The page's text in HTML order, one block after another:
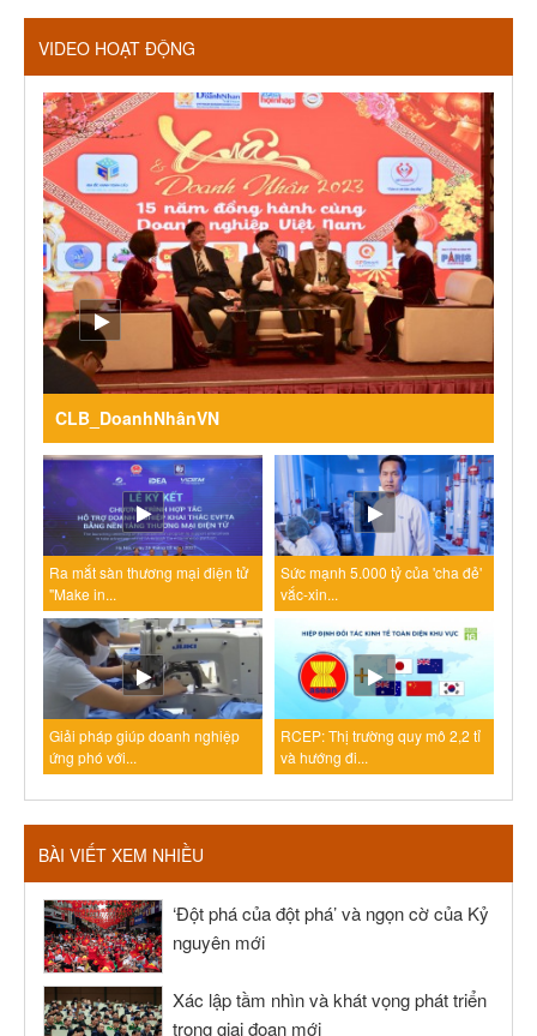
VIDEO HOẠT ĐỘNG
CLB_DoanhNhânVN
Ra mắt sàn thương mại điện tử
"Make in...
Sức mạnh 5.000 tỷ của 'cha đẻ'
vắc-xin...
Giải pháp giúp doanh nghiệp
ứng phó với...
RCEP: Thị trường quy mô 2,2 tỉ
và hướng đi...
BÀI VIẾT XEM NHIỀU
‘Đột phá của đột phá’ và ngọn cờ của Kỷ
nguyên mới
Xác lập tầm nhìn và khát vọng phát triển
trong giai đoạn mới